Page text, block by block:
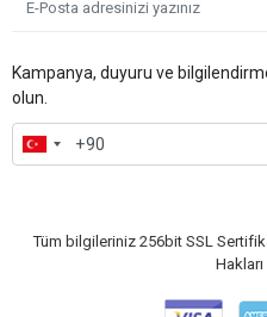
Kampanya, duyuru ve
olun.
Tüm bilgileriniz 256bit SSL
Hakları